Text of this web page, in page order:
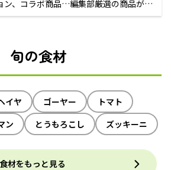
ン、コラボ商品…編集部厳選の商品が買
旬の食材
イヤ ゴーヤー
トマト
ン とうもろこし ズッキーニ
食材をもっと見る